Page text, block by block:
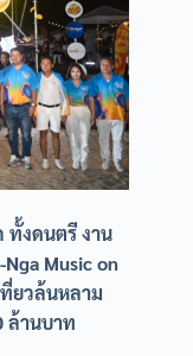
ทั้งดนตรี งาน
Music on
ยวล้นหลาม
ล้านบาท